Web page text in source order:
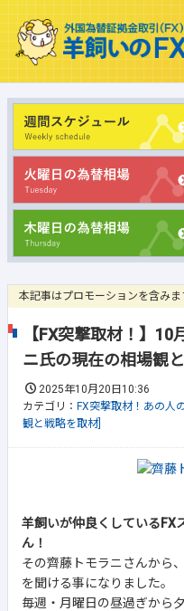
本記事はプロモーションを含みま
【FX突撃取材！】
ニ氏の現在の相場観
2025年10月20日10:36
カテゴリ： FX突撃取材！あの人
観と戦略を取材]
羊飼いが仲良くしているFX
ん！
その齊藤トモラニさんから
を聞ける事になりました。
毎週・月曜日の昼過ぎから